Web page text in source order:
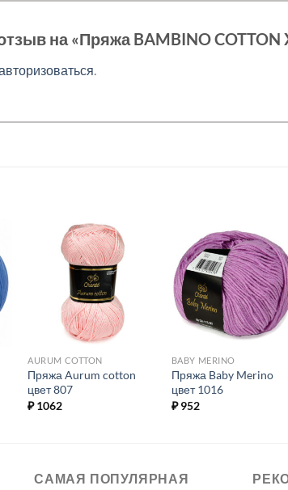
на «Пряжа BAMBINO COTTON
.
Добавить в
избранное.
AURUM COTTON
Пряжа Aurum cotton
цвет 807
₽1062
Добавить в
избранное.
BABY MERINO
Пряжа Baby Merino
цвет 1016
₽952
САМАЯ ПОПУЛЯРНАЯ